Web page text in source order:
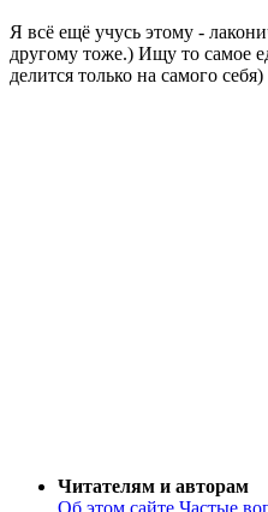
Я всё ещё учусь этому -
другому тоже.) Ищу то самое
делится только на самого себя)
Читателям и авторам
Об этом сайте Частые